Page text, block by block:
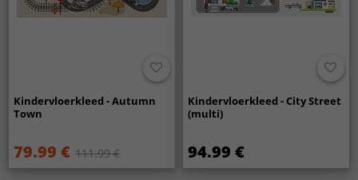
Kindervloerkleed - Autumn
Town
79.99 € 111.99 €
Kindervloerkleed - City Street
(multi)
94.99 €